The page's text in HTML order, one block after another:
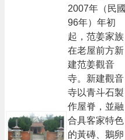
2007年（民國
96年）年初
起，范姜家族
在老屋前方新
建范姜觀音
寺。新建觀音
寺以青斗石製
作屋脊，並融
合具客家特色
的黃磚、鵝卵